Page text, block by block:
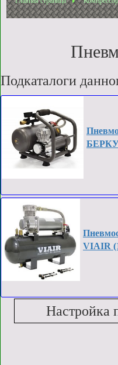
Подкаталоги
VIAIR
Настройка